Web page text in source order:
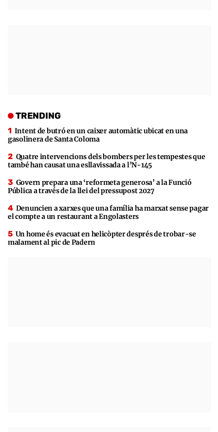
TRENDING
Intent de butró en un caixer automàtic ubicat en una
gasolinera de Santa Coloma
Quatre intervencions dels bombers per les tempestes que
també han causat una esllavissada a l’N-145
Govern prepara una ‘reformeta generosa’ a la Funció
Pública a través de la llei del pressupost 2027
Denuncien a xarxes que una família ha marxat sense pagar
el compte a un restaurant a Engolasters
Un home és evacuat en helicòpter després de trobar-se
malament al pic de Padern